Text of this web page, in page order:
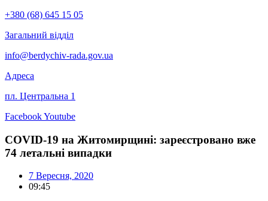
+380 (68) 645 15 05
Загальний відділ
info@berdychiv-rada.gov.ua
Адреса
пл. Центральна 1
FacebookYoutube
COVID-19 на Житомирщині: зареєстровано вже
74 летальні випадки
7 Вересня, 2020
09:45